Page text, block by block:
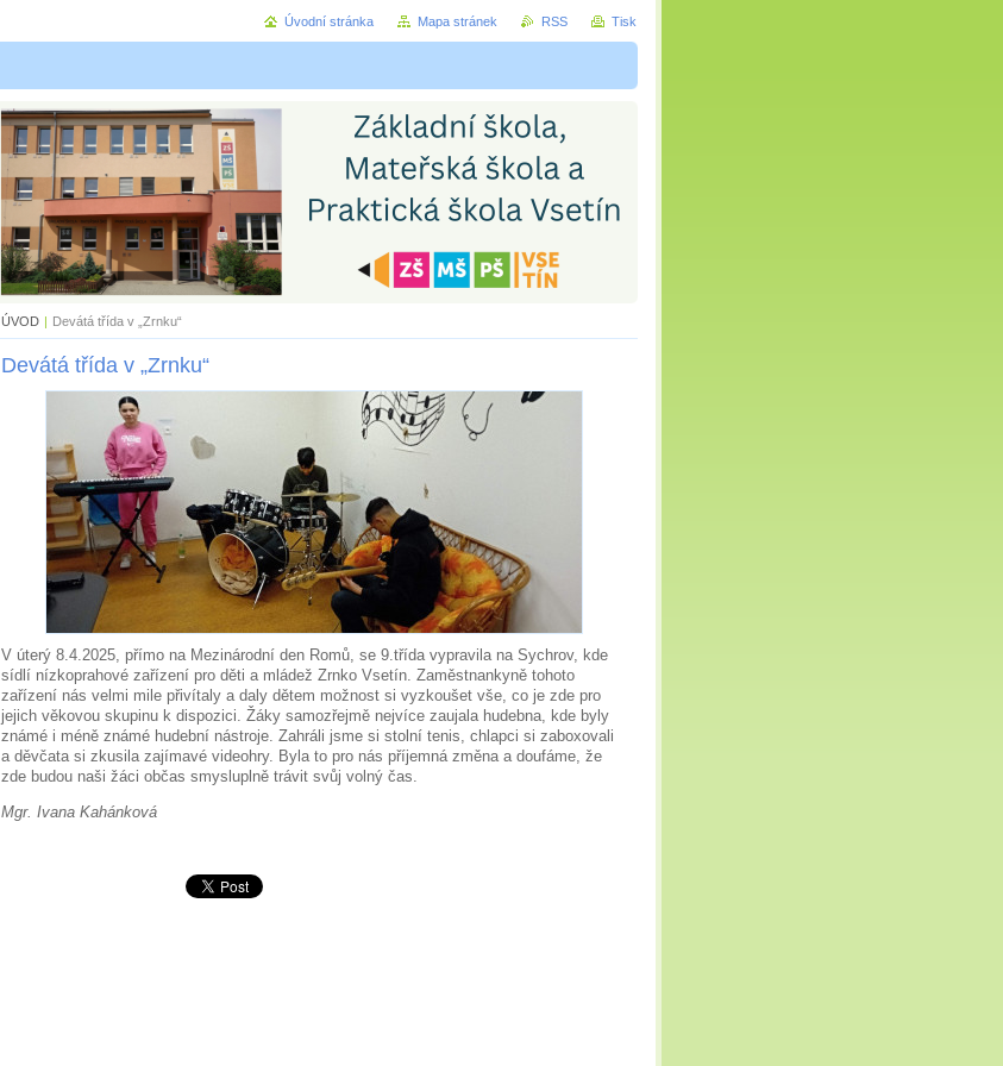
ÚVOD | Devátá třída v „Zrnku“
Devátá třída v „Zrnku“
V úterý 8.4.2025, přímo na Mezinárodní den Romů, se 9.třída vypravila na Sychrov, kde
sídlí nízkoprahové zařízení pro děti a mládež Zrnko Vsetín. Zaměstnankyně tohoto
zařízení nás velmi mile přivítaly a daly dětem možnost si vyzkoušet vše, co je zde pro
jejich věkovou skupinu k dispozici. Žáky samozřejmě nejvíce zaujala hudebna, kde byly
známé i méně známé hudební nástroje. Zahráli jsme si stolní tenis, chlapci si zaboxovali
a děvčata si zkusila zajímavé videohry. Byla to pro nás příjemná změna a doufáme, že
zde budou naši žáci občas smysluplně trávit svůj volný čas.
Mgr. Ivana Kahánková
Úvodní stránka Mapa stránek RSS Tisk